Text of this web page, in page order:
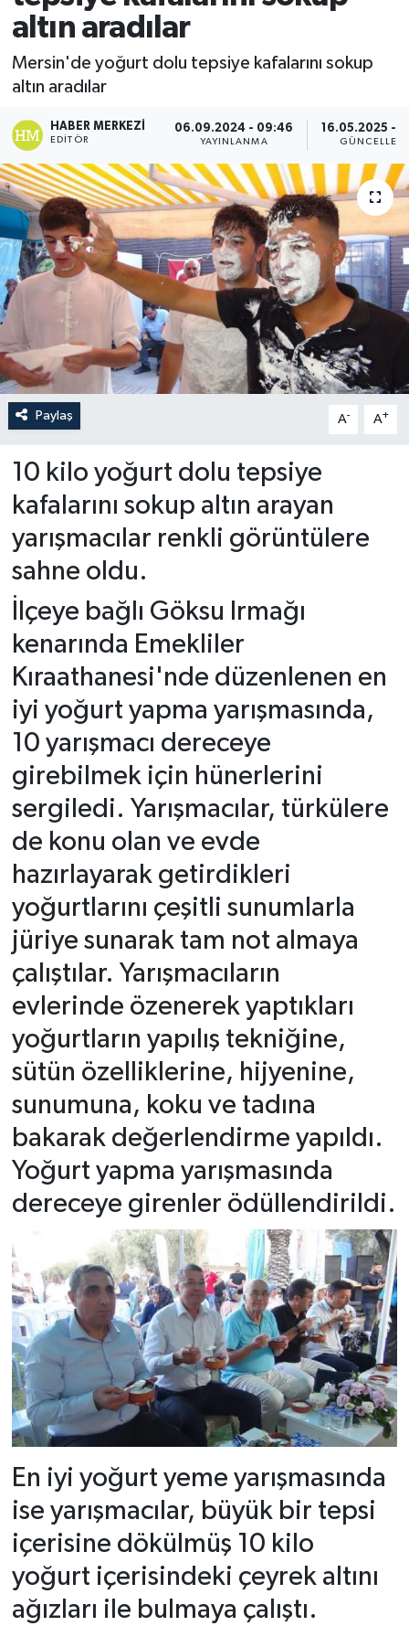
altın aradılar
Mersin'de yoğurt dolu tepsiye kafalarını sokup
altın aradılar
HABER MERKEZI
EDITÖR
06.09.2024 - 09:46
YAYINLANMA
16.05.2025 -
Paylaş A- A+
10 kilo yoğurt dolu tepsiye
kafalarını sokup altın arayan
yarışmacılar renkli görüntülere
sahne oldu.
İlçeye bağlı Göksu Irmağı
kenarında Emekliler
Kıraathanesi'nde düzenlenen en
iyi yoğurt yapma yarışmasında,
10 yarışmacı dereceye
girebilmek için hünerlerini
sergiledi. Yarışmacılar, türkülere
de konu olan ve evde
hazırlayarak getirdikleri
yoğurtlarını çeşitli sunumlarla
jüriye sunarak tam not almaya
çalıştılar. Yarışmacıların
evlerinde özenerek yaptıkları
yoğurtların yapılış tekniğine,
sütün özelliklerine, hijyenine,
sunumuna, koku ve tadına
bakarak değerlendirme yapıldı.
Yoğurt yapma yarışmasında
dereceye girenler ödüllendirildi.
En iyi yoğurt yeme yarışmasında
ise yarışmacılar, büyük bir tepsi
içerisine dökülmüş 10 kilo
yoğurt içerisindeki çeyrek altını
ağızları ile bulmaya çalıştı.